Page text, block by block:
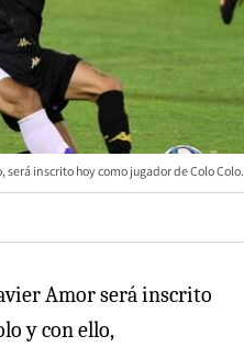
será inscrito hoy como jugador de Colo Colo.
Amor será inscrito
y con ello,